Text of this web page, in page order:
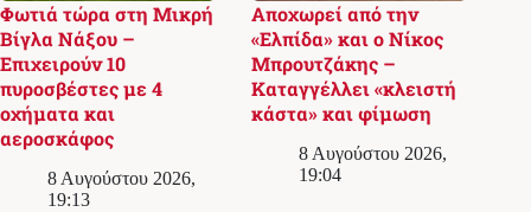
Φωτιά τώρα στη Μικρή
Βίγλα Νάξου –
Επιχειρούν 10
πυροσβέστες με 4
οχήματα και
αεροσκάφος
8 Αυγούστου 2026,
19:13
Αποχωρεί από την
«Ελπίδα» και ο Νίκος
Μπρουτζάκης –
Καταγγέλλει «κλειστή
κάστα» και φίμωση
8 Αυγούστου 2026,
19:04